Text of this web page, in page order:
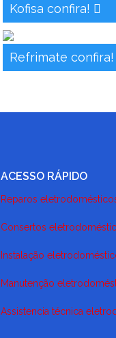
Kofisa confira!
Refrimate confira!
ACESSO RÁPIDO
Reparos
Consertos
Instalação
Manutenção
Assistencia técnica